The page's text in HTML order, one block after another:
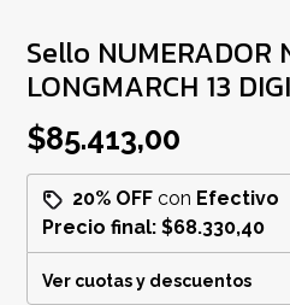
Sello NUMERADOR
LONGMARCH 13
$85.413,00
20% OFF con Efectivo
Precio final:$68.330,40
Ver cuotas y descuentos